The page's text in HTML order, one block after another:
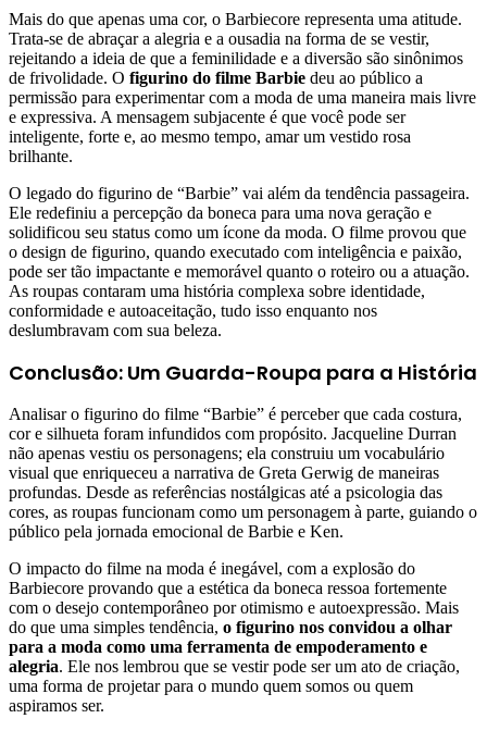
Mais do que apenas uma cor, o Barbiecore representa uma atitude.
Trata-se de abraçar a alegria e a ousadia na forma de se vestir,
rejeitando a ideia de que a feminilidade e a diversão são sinônimos
de frivolidade. O figurino do filme Barbie deu ao público a
permissão para experimentar com a moda de uma maneira mais livre
e expressiva. A mensagem subjacente é que você pode ser
inteligente, forte e, ao mesmo tempo, amar um vestido rosa
brilhante.
O legado do figurino de “Barbie” vai além da tendência passageira.
Ele redefiniu a percepção da boneca para uma nova geração e
solidificou seu status como um ícone da moda. O filme provou que
o design de figurino, quando executado com inteligência e paixão,
pode ser tão impactante e memorável quanto o roteiro ou a atuação.
As roupas contaram uma história complexa sobre identidade,
conformidade e autoaceitação, tudo isso enquanto nos
deslumbravam com sua beleza.
Conclusão: Um Guarda-Roupa para a História
Analisar o figurino do filme “Barbie” é perceber que cada costura,
cor e silhueta foram infundidos com propósito. Jacqueline Durran
não apenas vestiu os personagens; ela construiu um vocabulário
visual que enriqueceu a narrativa de Greta Gerwig de maneiras
profundas. Desde as referências nostálgicas até a psicologia das
cores, as roupas funcionam como um personagem à parte, guiando o
público pela jornada emocional de Barbie e Ken.
O impacto do filme na moda é inegável, com a explosão do
Barbiecore provando que a estética da boneca ressoa fortemente
com o desejo contemporâneo por otimismo e autoexpressão. Mais
do que uma simples tendência, o figurino nos convidou a olhar
para a moda como uma ferramenta de empoderamento e
alegria. Ele nos lembrou que se vestir pode ser um ato de criação,
uma forma de projetar para o mundo quem somos ou quem
aspiramos ser.